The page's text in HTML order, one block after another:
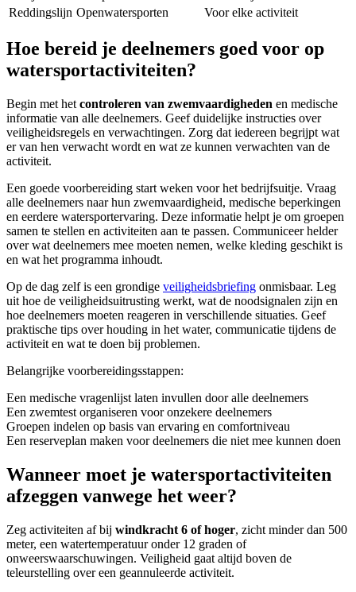
Reddingslijn Openwatersporten Voor elke activiteit
Hoe bereid je deelnemers goed voor op
watersportactiviteiten?
Begin met het controleren van zwemvaardigheden en medische
informatie van alle deelnemers. Geef duidelijke instructies over
veiligheidsregels en verwachtingen. Zorg dat iedereen begrijpt wat
er van hen verwacht wordt en wat ze kunnen verwachten van de
activiteit.
Een goede voorbereiding start weken voor het bedrijfsuitje. Vraag
alle deelnemers naar hun zwemvaardigheid, medische beperkingen
en eerdere watersportervaring. Deze informatie helpt je om groepen
samen te stellen en activiteiten aan te passen. Communiceer helder
over wat deelnemers mee moeten nemen, welke kleding geschikt is
en wat het programma inhoudt.
Op de dag zelf is een grondige veiligheidsbriefing onmisbaar. Leg
uit hoe de veiligheidsuitrusting werkt, wat de noodsignalen zijn en
hoe deelnemers moeten reageren in verschillende situaties. Geef
praktische tips over houding in het water, communicatie tijdens de
activiteit en wat te doen bij problemen.
Belangrijke voorbereidingsstappen:
Een medische vragenlijst laten invullen door alle deelnemers
Een zwemtest organiseren voor onzekere deelnemers
Groepen indelen op basis van ervaring en comfortniveau
Een reserveplan maken voor deelnemers die niet mee kunnen doen
Wanneer moet je watersportactiviteiten
afzeggen vanwege het weer?
Zeg activiteiten af bij windkracht 6 of hoger, zicht minder dan 500
meter, een watertemperatuur onder 12 graden of
onweerswaarschuwingen. Veiligheid gaat altijd boven de
teleurstelling over een geannuleerde activiteit.